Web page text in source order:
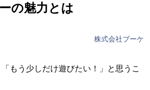
ーの魅力とは
株式会社ブーケ
もう少しだけ遊びたい！」と思うこ